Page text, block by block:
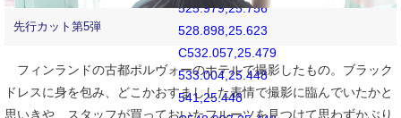
525.979,25.756
528.898,25.623
C532.057,25.479
533.004,25.448
541,25.448
先行カット第5弾
フィンランドの古都ポルヴォーのホテルで撮影したもの。ブラック
ドレスに身を包み、どこかおすましした表情で撮影に臨んでいたかと
思いきや、スタッフが買っておいたフルーツを見つけて思わずかぶり